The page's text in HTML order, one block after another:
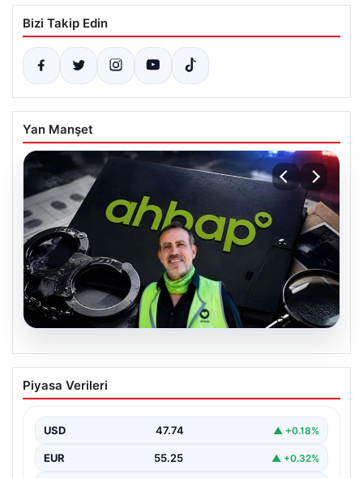
Bizi Takip Edin
Yan Manşet
07.08.2026
Ahbap Derneği yönetimine kayyum
atandı. Fesih süreci başladı
Piyasa Verileri
USD 47.74 ▲ +0.18%
EUR 55.25 ▲ +0.32%